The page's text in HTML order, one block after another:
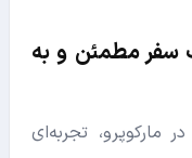
سفر مطمئن و به
تجربه‌ای